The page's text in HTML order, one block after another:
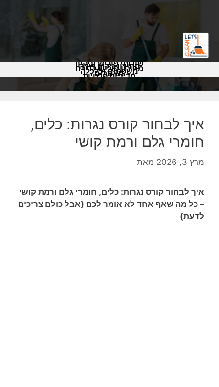
שירותי פוליש וניקיון
מחירון ניקיון דירה
מחירון פוליש לדירה
משפטים וכלכלה
מאמרים
מדיניות פרטיות
איך לבחור קורס נגרות: כלים,
חומרי גלם ורמת קושי
מרץ 3, 2026 מאת
איך לבחור קורס נגרות: כלים, חומרי גלם ורמת קושי
– כל מה שאף אחד לא אומר לכם (אבל כולם צריכים
לדעת)